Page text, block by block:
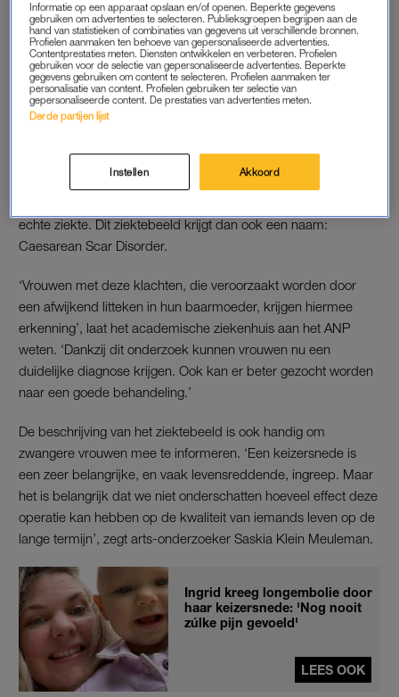
Sandra werd na 30 weken
overvallen door de bevalling:
'Wist niet wat me overkwam'
LEES OOK
HERKENNING EN ERKENNING
echte ziekte. Dit ziektebeeld krijgt dan ook een naam:
Caesarean Scar Disorder.
‘Vrouwen met deze klachten, die veroorzaakt worden door
een afwijkend litteken in hun baarmoeder, krijgen hiermee
erkenning’, laat het academische ziekenhuis aan het ANP
weten. ‘Dankzij dit onderzoek kunnen vrouwen nu een
duidelijke diagnose krijgen. Ook kan er beter gezocht worden
naar een goede behandeling.’
De beschrijving van het ziektebeeld is ook handig om
zwangere vrouwen mee te informeren. ‘Een keizersnede is
een zeer belangrijke, en vaak levensreddende, ingreep. Maar
het is belangrijk dat we niet onderschatten hoeveel effect deze
operatie kan hebben op de kwaliteit van iemands leven op de
lange termijn’, zegt arts-onderzoeker Saskia Klein Meuleman.
Ingrid kreeg longembolie door
haar keizersnede: 'Nog nooit
zúlke pijn gevoeld'
LEES OOK
Informatie op een apparaat opslaan en/of openen. Beperkte gegevens
gebruiken om advertenties te selecteren. Publieksgroepen begrijpen aan de
hand van statistieken of combinaties van gegevens uit verschillende bronnen.
Profielen aanmaken ten behoeve van gepersonaliseerde advertenties.
Contentprestaties meten. Diensten ontwikkelen en verbeteren. Profielen
gebruiken voor de selectie van gepersonaliseerde advertenties. Beperkte
gegevens gebruiken om content te selecteren. Profielen aanmaken ter
personalisatie van content. Profielen gebruiken ter selectie van
gepersonaliseerde content. De prestaties van advertenties meten.
Derde partijen lijst
Instellen Akkoord